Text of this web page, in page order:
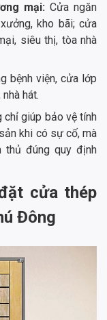
mại: Cửa ngăn
kho bãi; cửa
siêu thị, tòa nhà
bệnh viện, cửa lớp
hát.
chỉ giúp bảo vệ tính
khi có sự cố, mà
thủ đúng quy định
cửa thép
Đông